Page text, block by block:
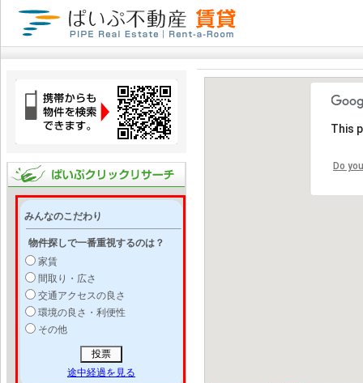
みんなのこだわり
物件探しで一番重視するのは？
家賃
間取り・広さ
交通アクセスの良さ
環境の良さ・利便性
その他
途中経過を見る
This
Do